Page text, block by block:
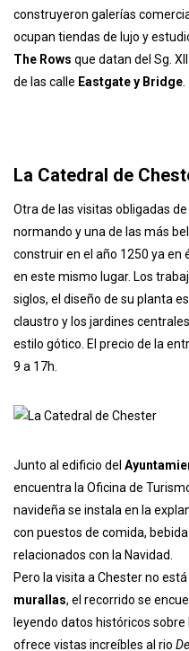
construyeron galerías
ocupan tiendas de lujo y
The Rows que datan del Sg.
de las calle Eastgate y Bridge
La Catedral de
Otra de las visitas obligadas
normando y una de las más
construir en el año 1250 ya en
en este mismo lugar. Los
siglos, el diseño de su planta
claustro y los jardines
estilo gótico. El precio de la
9 a 17h.
Junto al edificio del
encuentra la Oficina de
navideña se instala en la
con puestos de comida,
relacionados con la Navidad.
Pero la visita a Chester no
murallas, el recorrido se
leyendo datos históricos
ofrece vistas increíbles al rio